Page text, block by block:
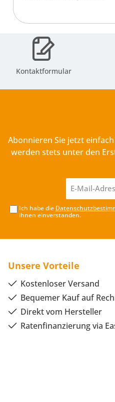
Kontaktformular
Abonnieren Sie jetzt
werden stets unter den
Ich habe die
ihnen einverstanden.
Unsere Vorteile
Kostenloser Versand
Bequemer Kauf auf
Direkt vom Hersteller
Ratenfinanzierung via